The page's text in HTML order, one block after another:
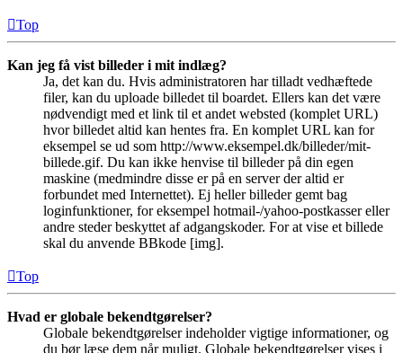
Top
Kan jeg få vist billeder i mit indlæg?
Ja, det kan du. Hvis administratoren har tilladt vedhæftede
filer, kan du uploade billedet til boardet. Ellers kan det være
nødvendigt med et link til et andet websted (komplet URL)
hvor billedet altid kan hentes fra. En komplet URL kan for
eksempel se ud som http://www.eksempel.dk/billeder/mit-
billede.gif. Du kan ikke henvise til billeder på din egen
maskine (medmindre disse er på en server der altid er
forbundet med Internettet). Ej heller billeder gemt bag
loginfunktioner, for eksempel hotmail-/yahoo-postkasser eller
andre steder beskyttet af adgangskoder. For at vise et billede
skal du anvende BBkode [img].
Top
Hvad er globale bekendtgørelser?
Globale bekendtgørelser indeholder vigtige informationer, og
du bør læse dem når muligt. Globale bekendtgørelser vises i